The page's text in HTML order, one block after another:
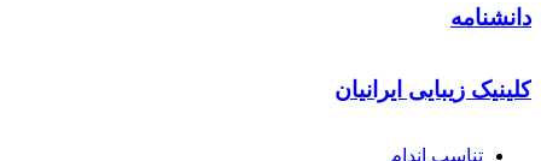
دانشنامه
کلینیک زیبایی ایرانیان
تناسب اندام